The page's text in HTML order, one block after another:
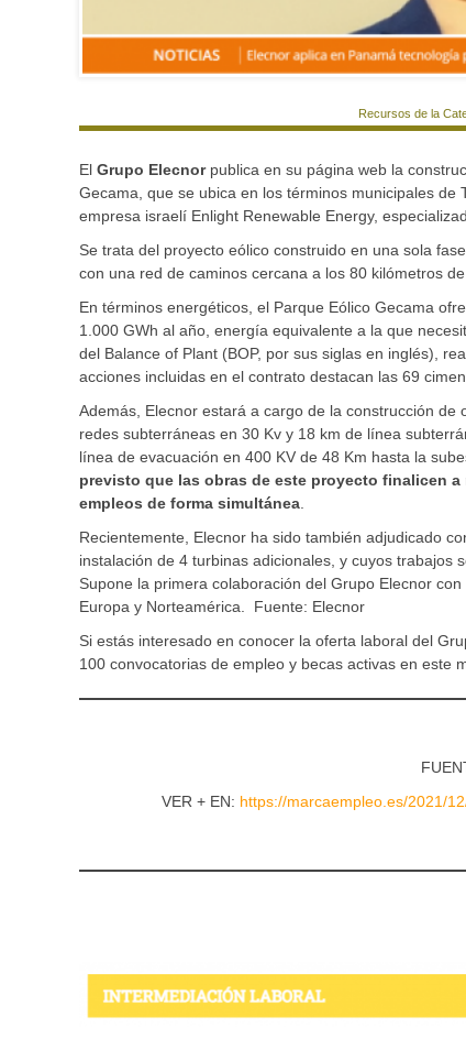
Recursos de la
El Grupo Elecnor publica en su página web la
Gecama, que se ubica en los términos municipales
empresa israelí Enlight Renewable Energy,
Se trata del proyecto eólico construido en una sola
con una red de caminos cercana a los 80 kilómetros
En términos energéticos, el Parque Eólico Gecama
1.000 GWh al año, energía equivalente a la que
del Balance of Plant (BOP, por sus siglas en inglés),
acciones incluidas en el contrato destacan las 69
Además, Elecnor estará a cargo de la construcción
redes subterráneas en 30 Kv y 18 km de línea
línea de evacuación en 400 KV de 48 Km hasta la
previsto que las obras de este proyecto finalicen a
empleos de forma simultánea.
Recientemente, Elecnor ha sido también adjudicado
instalación de 4 turbinas adicionales, y cuyos trabajos
Supone la primera colaboración del Grupo Elecnor
Europa y Norteamérica. Fuente: Elecnor
Si estás interesado en conocer la oferta laboral del
100 convocatorias de empleo y becas activas en este
VER + EN: https://marcaempleo.es/2021/